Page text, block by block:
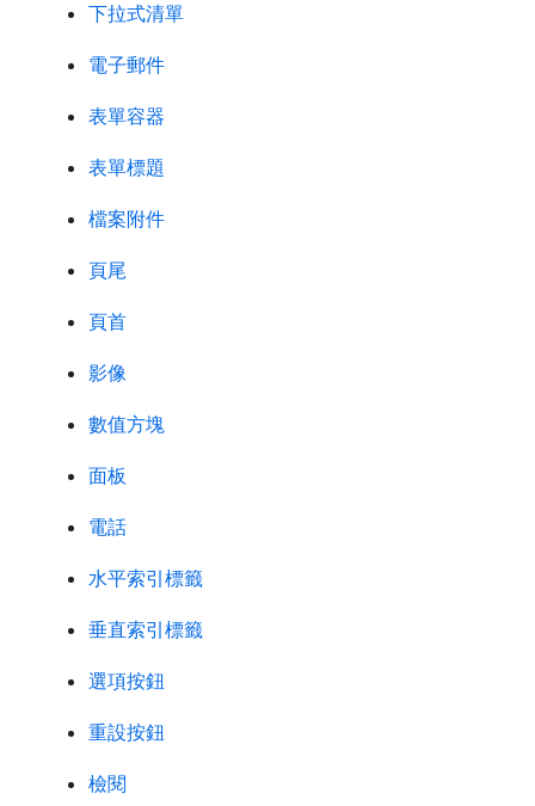
下拉式清單
電子郵件
表單容器
表單標題
檔案附件
頁尾
頁首
影像
數值方塊
面板
電話
水平索引標籤
垂直索引標籤
選項按鈕
重設按鈕
檢閱